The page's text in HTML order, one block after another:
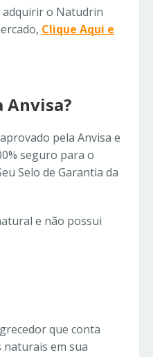
adquirir o Natudrin
Clique Aqui e
Anvisa?
pela Anvisa e
seguro para o
Selo de Garantia da
e não possui
que conta
em sua